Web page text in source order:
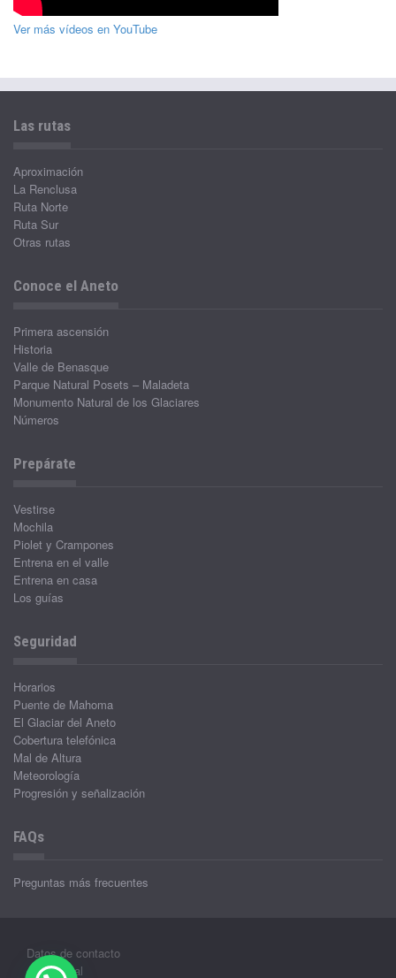
Ver más vídeos en YouTube
Las rutas
Aproximación
La Renclusa
Ruta Norte
Ruta Sur
Otras rutas
Conoce el Aneto
Primera ascensión
Historia
Valle de Benasque
Parque Natural Posets – Maladeta
Monumento Natural de los Glaciares
Números
Prepárate
Vestirse
Mochila
Piolet y Crampones
Entrena en el valle
Entrena en casa
Los guías
Seguridad
Horarios
Puente de Mahoma
El Glaciar del Aneto
Cobertura telefónica
Mal de Altura
Meteorología
Progresión y señalización
FAQs
Preguntas más frecuentes
Datos de contacto
Aviso legal